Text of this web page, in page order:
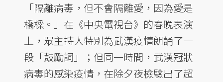
「隔離病毒，但不會隔離愛，因為愛是
橋樑。」在《中央電視台》的春晚表演
上，眾主持人特別為武漢疫情朗誦了一
段「鼓勵詞」；但同一時間，武漢冠狀
病毒的感染疫情，在除夕夜檢驗出了超